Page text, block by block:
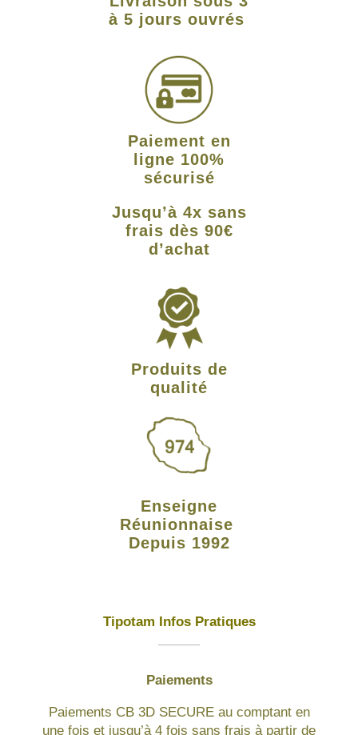
à 5 jours ouvrés
Paiement en
ligne 100%
sécurisé
Jusqu’à 4x sans
frais dès 90€
d’achat
Produits de
qualité
Enseigne
Réunionnaise
Depuis 1992
Tipotam Infos Pratiques
Paiements
Paiements CB 3D SECURE au comptant en
une fois et jusqu’à 4 fois sans frais à partir de